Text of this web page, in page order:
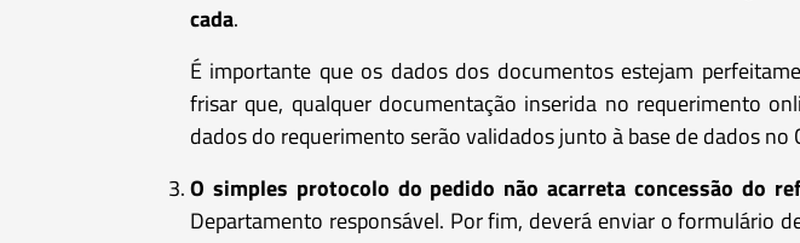
cada.
É importante que os dados dos documentos estejam
frisar que, qualquer documentação inserida no requerimento
dados do requerimento serão validados junto à base de dados no
O simples protocolo do pedido não acarreta concessão do
Departamento responsável. Por fim, deverá enviar o formulário